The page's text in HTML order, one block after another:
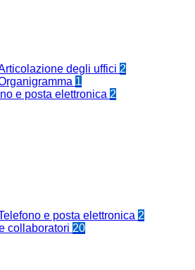
degli uffici 2
1
e posta elettronica 2
e posta elettronica 2
collaboratori 20